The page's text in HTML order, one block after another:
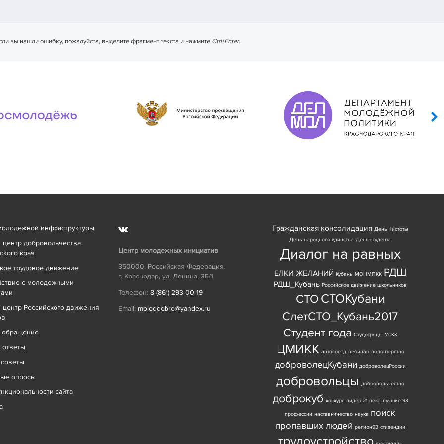
вы нашли ошибку, пожалуйста, выделите фрагмент текста и нажмите Ctrl+Enter.
инфраструктуры
добровольчества
края
трудовое движение
с молодежными
центр Российского движения
обращение
опросы
сайта
Центр молодежных инициатив
350000, Российская Федерация,
г. Краснодар, ул. Ленина, 35/1
Телефон: 8 (861) 293-00-19
Email: moloddobro@yandex.ru
Гражданская консолидация День Чистоты
День народного единства День студента
Диалог на равных
ЕЛКИ ЖЕЛАНИЙ Кубань МОНМПКК РДШ
РДШ_Кубань Российское движение школьников
СТО СТОКубани
СлетСТО_Кубань2017
Студент года Студотряды УСКК
ЦМИКК автопоезд вебинар волонтерство
доброволецКубани доброволецРоссии
добровольцы добровольчество
доброкуб конкурс лидер 21 века лучшие 93
профессии наставничество наука поиск
пропавших людей регион93 стипендии